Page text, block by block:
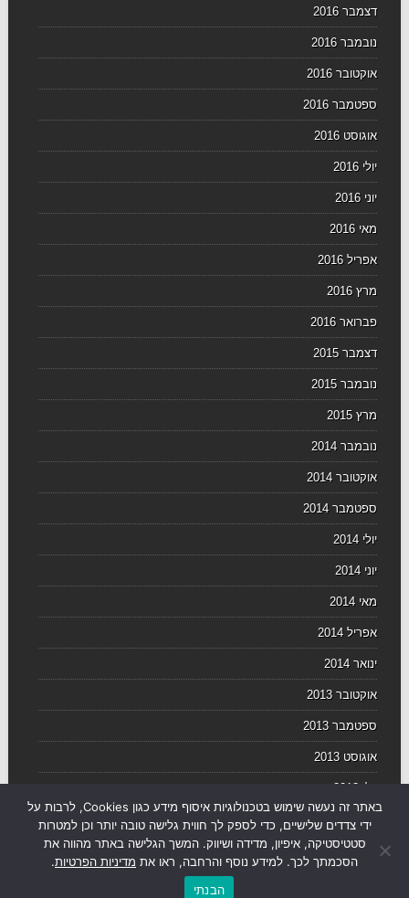
דצמבר 2016
נובמבר 2016
אוקטובר 2016
ספטמבר 2016
אוגוסט 2016
יולי 2016
יוני 2016
מאי 2016
אפריל 2016
מרץ 2016
פברואר 2016
דצמבר 2015
נובמבר 2015
מרץ 2015
נובמבר 2014
אוקטובר 2014
ספטמבר 2014
יולי 2014
יוני 2014
מאי 2014
אפריל 2014
ינואר 2014
אוקטובר 2013
ספטמבר 2013
אוגוסט 2013
יולי 2013
© עסקים TV
באתר זה נעשה שימוש בטכנולוגיות איסוף מידע כגון Cookies, לרבות על
ידי צדדים שלישיים, כדי לספק לך חווית גלישה טובה יותר וכן למטרות
סטטיסטיקה, איפיון, מדידה ושיווק. המשך הגלישה באתר מהווה את
הסכמתך לכך. למידע נוסף והרחבה, ראו את מדיניות הפרטיות.
הבנתי